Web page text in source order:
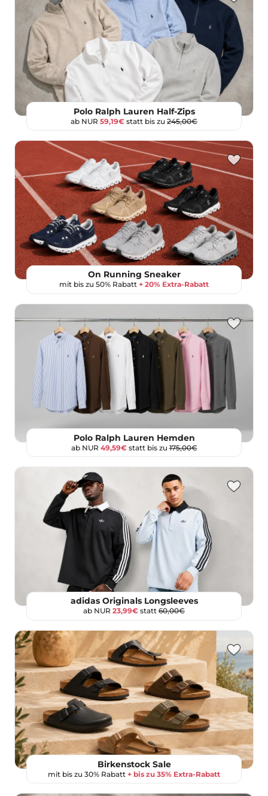
Polo Ralph Lauren Half-Zips
ab NUR 59,19€ statt bis zu 245,00€
On Running Sneaker
mit bis zu 50% Rabatt + 20% Extra-Rabatt
Polo Ralph Lauren Hemden
ab NUR 49,59€statt bis zu175,00€
adidas Originals Longsleeves
ab NUR 23,99€ statt 60,00€
Birkenstock Sale
mit bis zu 30% Rabatt + bis zu 35% Extra-Rabatt